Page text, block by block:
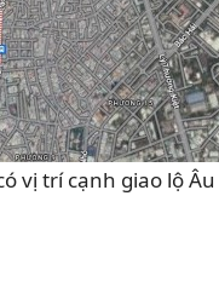
vị trí cạnh giao lộ